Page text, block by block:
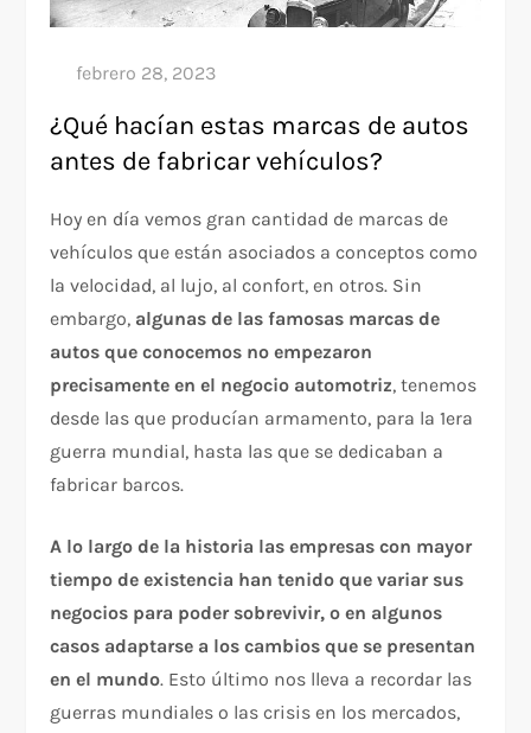
¿Qué hacían estas marcas de autos
antes de fabricar vehículos?
Hoy en día vemos gran cantidad de marcas de
vehículos que están asociados a conceptos como
la velocidad, al lujo, al confort, en otros. Sin
embargo, algunas de las famosas marcas de
autos que conocemos no empezaron
precisamente en el negocio automotriz, tenemos
desde las que producían armamento, para la 1era
guerra mundial, hasta las que se dedicaban a
fabricar barcos.
A lo largo de la historia las empresas con mayor
tiempo de existencia han tenido que variar sus
negocios para poder sobrevivir, o en algunos
casos adaptarse a los cambios que se presentan
en el mundo. Esto último nos lleva a recordar las
guerras mundiales o las crisis en los mercados,